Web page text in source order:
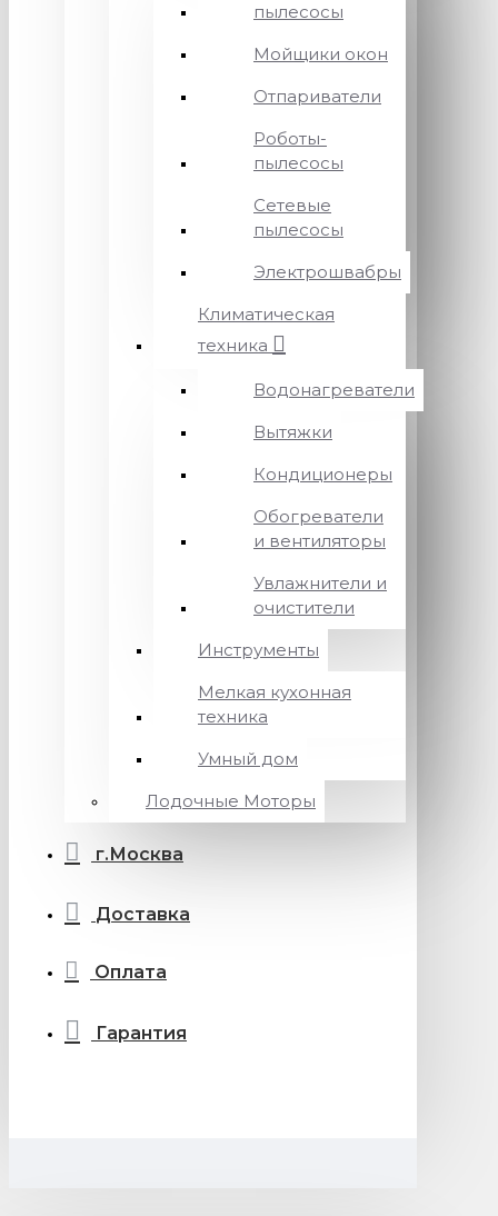
пылесосы
Мойщики окон
Отпариватели
Роботы-
пылесосы
Сетевые
пылесосы
Электрошвабры
Климатическая
техника
Водонагреватели
Вытяжки
Кондиционеры
Обогреватели
и вентиляторы
Увлажнители и
очистители
Инструменты
Мелкая кухонная
техника
Умный дом
Лодочные Моторы
г.Москва
Доставка
Оплата
Гарантия